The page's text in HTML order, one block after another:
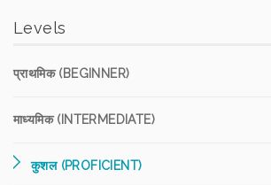
Levels
प्राथमिक (BEGINNER)
माध्यमिक (INTERMEDIATE)
कुशल (PROFICIENT)